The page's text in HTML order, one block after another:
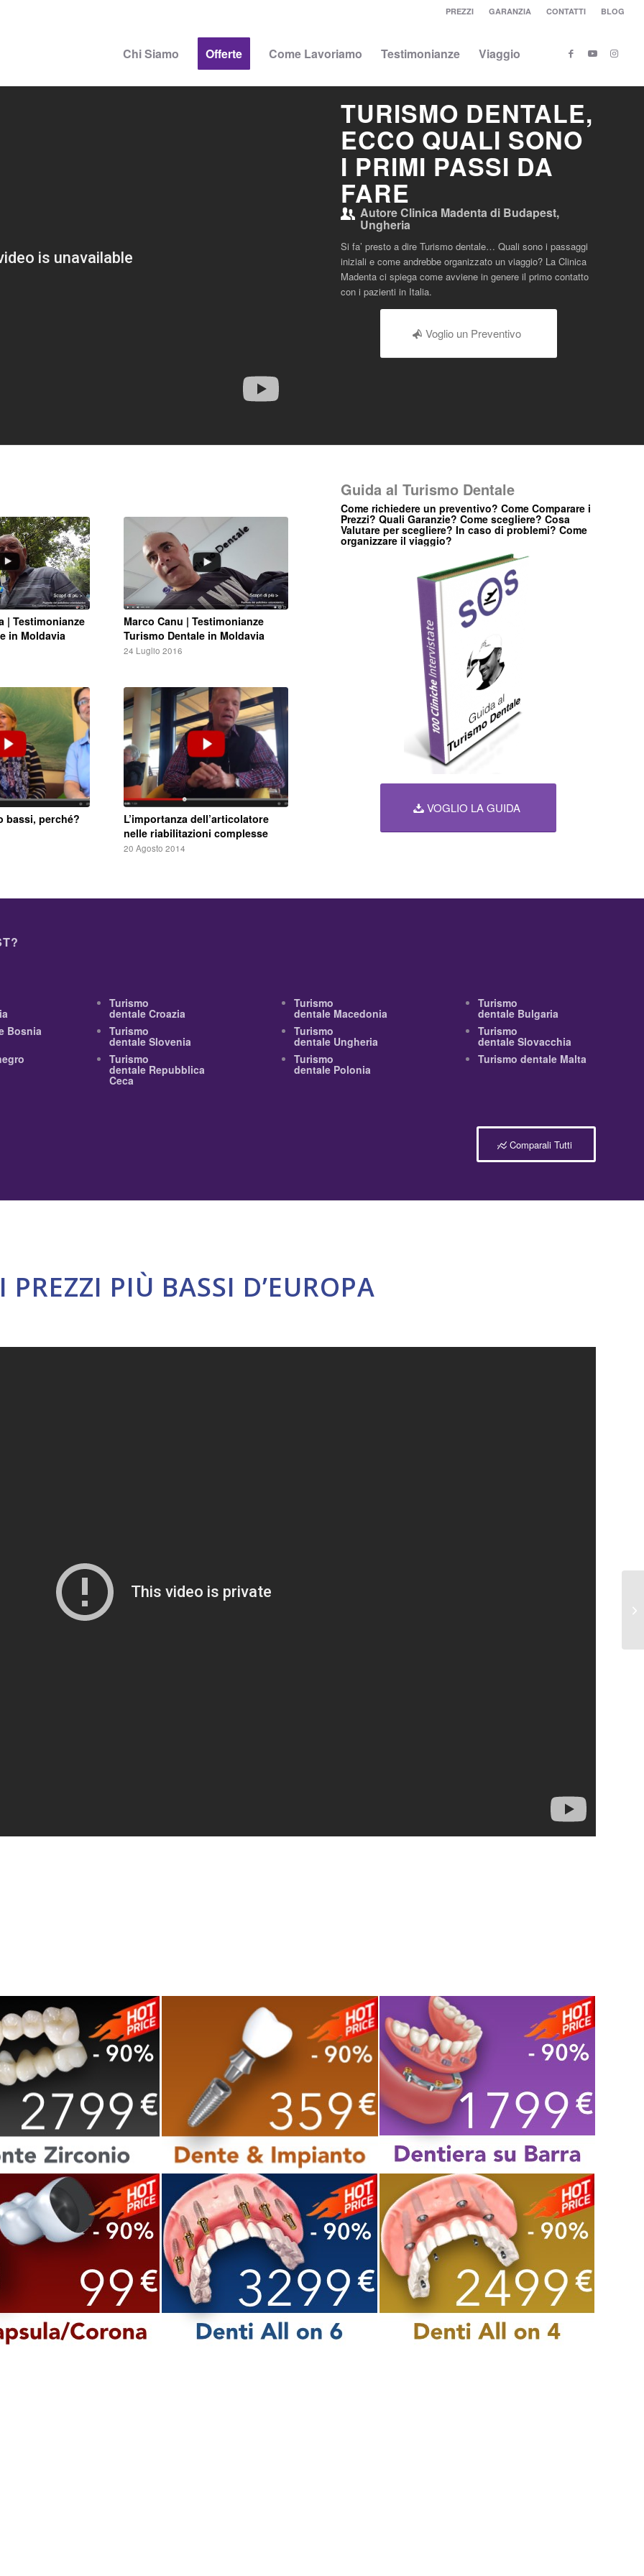
PREZZI GARANZIA CONTATTI BLOG
Chi Siamo Offerte Come Lavoriamo Testimonianze Viaggio
TURISMO DENTALE,
ECCO QUALI SONO
I PRIMI PASSI DA
FARE
AutoreClinica Madenta di Budapest,
Ungheria
Si fa’ presto a dire Turismo dentale… Quali sono i passaggi
iniziali e come andrebbe organizzato un viaggio? La Clinica
Madenta ci spiega come avviene in genere il primo contatto
con i pazienti in Italia.
Voglio un Preventivo
| Testimonianze
in Moldavia
Marco Canu | Testimonianze
Turismo Dentale in Moldavia
24 Luglio 2016
bassi, perché?
L’importanza dell’articolatore
nelle riabilitazioni complesse
20 Agosto 2014
Guida al Turismo Dentale
Come richiedere un preventivo? Come Comparare i
Prezzi? Quali Garanzie? Come scegliere? Cosa
Valutare per scegliere? In caso di problemi? Come
organizzare il viaggio?
VOGLIO LA GUIDA
Bosnia
Turismo
dentale Croazia
Turismo
dentale Slovenia
Turismo
dentale Repubblica
Ceca
Turismo
dentale Macedonia
Turismo
dentale Ungheria
Turismo
dentale Polonia
Turismo
dentale Bulgaria
Turismo
dentale Slovacchia
Turismo dentale Malta
Comparali Tutti
PIÙ BASSI D’EUROPA